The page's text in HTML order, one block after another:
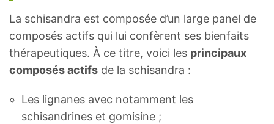
La schisandra est composée d’un large panel de
composés actifs qui lui confèrent ses bienfaits
thérapeutiques. À ce titre, voici les principaux
composés actifs de la schisandra :
Les lignanes avec notamment les
schisandrines et gomisine ;